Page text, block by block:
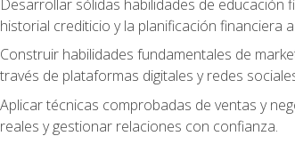
Desarrollar sólidas habilidades de educación
historial crediticio y la planificación financiera
Construir habilidades fundamentales de
través de plataformas digitales y redes
Aplicar técnicas comprobadas de ventas y
reales y gestionar relaciones con confianza.